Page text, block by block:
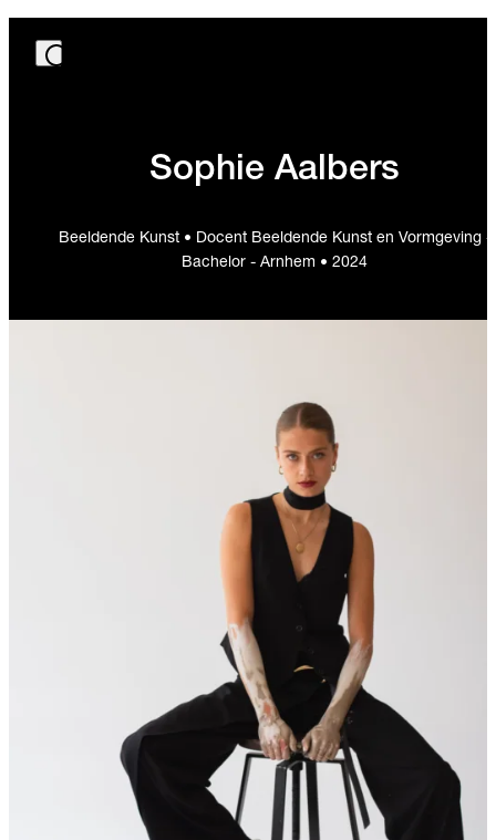
Sophie Aalbers
Beeldende Kunst • Docent Beeldende Kunst en Vormgeving -
Bachelor - Arnhem • 2024